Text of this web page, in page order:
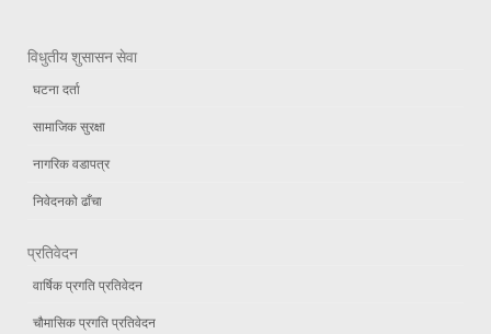
विधुतीय शुसासन सेवा
घटना दर्ता
सामाजिक सुरक्षा
नागरिक वडापत्र
निवेदनको ढाँचा
प्रतिवेदन
वार्षिक प्रगति प्रतिवेदन
चौमासिक प्रगति प्रतिवेदन